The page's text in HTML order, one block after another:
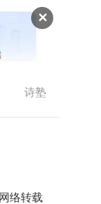
✕
诗塾
络转载